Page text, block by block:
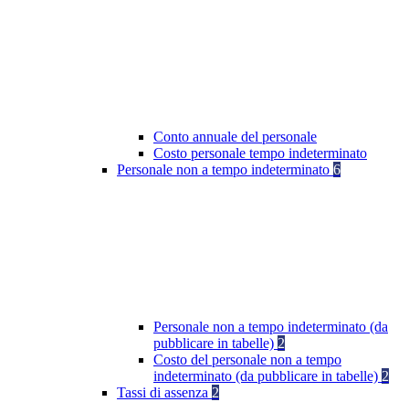
Conto annuale del personale
Costo personale tempo indeterminato
Personale non a tempo indeterminato 6
Personale non a tempo indeterminato (da
pubblicare in tabelle) 2
Costo del personale non a tempo
indeterminato (da pubblicare in tabelle) 2
Tassi di assenza 2